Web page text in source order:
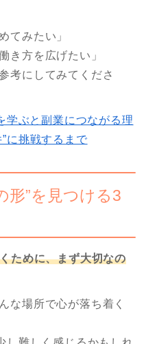
てみたい」
き方を広げたい」
考にしてみてくださ
学ぶと副業につながる理
に挑戦するまで
形”を見つける3
ために、まず大切なの
な場所で心が落ち着く